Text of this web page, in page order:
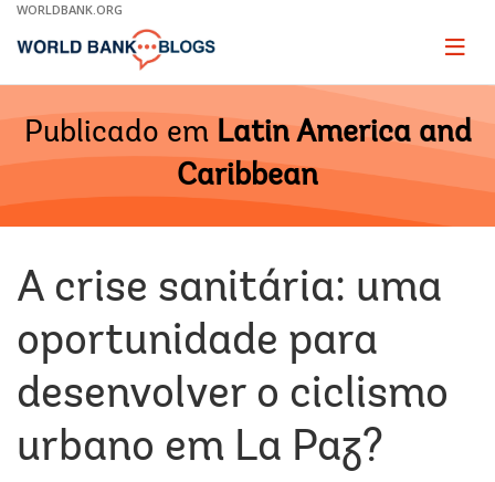
Skip
Main
WORLDBANK.ORG
Page
Publicado em Latin America and
Caribbean
A crise sanitária: uma
oportunidade para
desenvolver o ciclismo
urbano em La Paz?